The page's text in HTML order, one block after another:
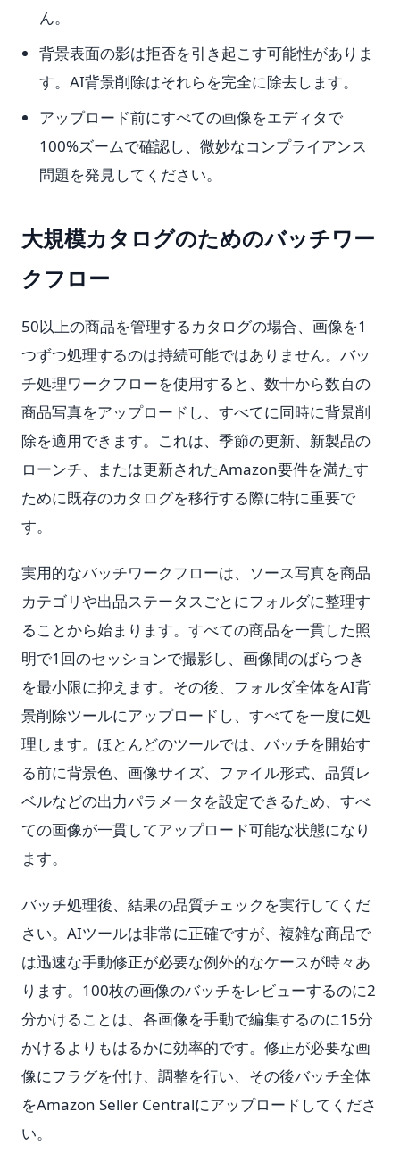
ん。
背景表面の影は拒否を引き起こす可能性がありま
す。AI背景削除はそれらを完全に除去します。
アップロード前にすべての画像をエディタで
100%ズームで確認し、微妙なコンプライアンス
問題を発見してください。
大規模カタログのためのバッチワー
クフロー
50以上の商品を管理するカタログの場合、画像を1
つずつ処理するのは持続可能ではありません。バッ
チ処理ワークフローを使用すると、数十から数百の
商品写真をアップロードし、すべてに同時に背景削
除を適用できます。これは、季節の更新、新製品の
ローンチ、または更新されたAmazon要件を満たす
ために既存のカタログを移行する際に特に重要で
す。
実用的なバッチワークフローは、ソース写真を商品
カテゴリや出品ステータスごとにフォルダに整理す
ることから始まります。すべての商品を一貫した照
明で1回のセッションで撮影し、画像間のばらつき
を最小限に抑えます。その後、フォルダ全体をAI背
景削除ツールにアップロードし、すべてを一度に処
理します。ほとんどのツールでは、バッチを開始す
る前に背景色、画像サイズ、ファイル形式、品質レ
ベルなどの出力パラメータを設定できるため、すべ
ての画像が一貫してアップロード可能な状態になり
ます。
バッチ処理後、結果の品質チェックを実行してくだ
さい。AIツールは非常に正確ですが、複雑な商品で
は迅速な手動修正が必要な例外的なケースが時々あ
ります。100枚の画像のバッチをレビューするのに2
分かけることは、各画像を手動で編集するのに15分
かけるよりもはるかに効率的です。修正が必要な画
像にフラグを付け、調整を行い、その後バッチ全体
をAmazon Seller Centralにアップロードしてくださ
い。